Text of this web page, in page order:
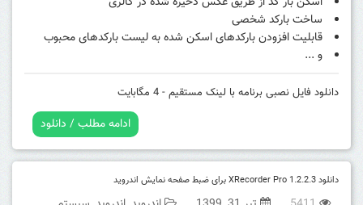
ساخت بارکد شخصی
قابلیت افزودن بارکدهای اسکن شده به لیست بارکدهای محبوب
و ...
دانلود فایل نصبی برنامه با لینک مستقیم - 4 مگابایت
ادامه مطلب / دانلود
دانلود XRecorder Pro 1.2.2.3 برای ضبط صفحه نمایش اندروید